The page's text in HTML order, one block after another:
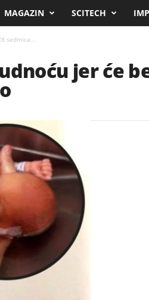
MAGAZIN SCITECH
sedmica...
jer će